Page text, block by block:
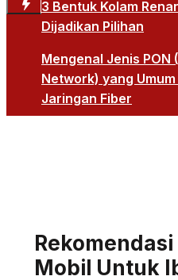
3 Bentuk Kolam
Dijadikan Pilihan
Mengenal Jenis PON
Network) yang
Jaringan Fiber
Rekomendasi
Mobil Untuk